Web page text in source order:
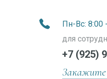
Пн-Вс: 8:00
для
+7 (925)
Закажите